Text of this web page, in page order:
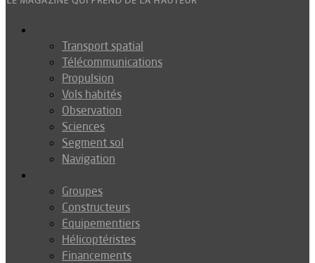
Transport spatial
Télécommunications
Propulsion
Vols habités
Observation
Sciences
Segment sol
Navigation
Groupes
Constructeurs
Equipementiers
Hélicoptéristes
Financements